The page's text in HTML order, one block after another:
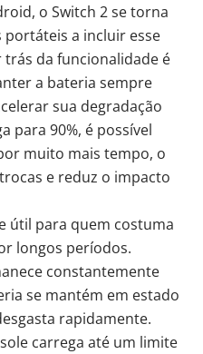
o Switch 2 se torna
a incluir esse
da funcionalidade é
a bateria sempre
sua degradação
para 90%, é possível
muito mais tempo, o
e reduz o impacto
útil para quem costuma
longos períodos.
constantemente
se mantém em estado
rapidamente.
carrega até um limite